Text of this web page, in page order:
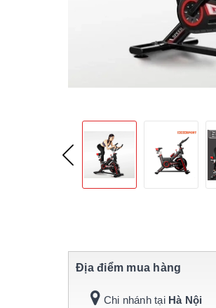
Địa điểm mua hàng
Chi nhánh tại Hà Nội